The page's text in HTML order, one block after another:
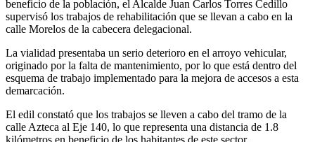
beneficio de la población, el Alcalde Juan Carlos Torres Cedillo
supervisó los trabajos de rehabilitación que se llevan a cabo en la
calle Morelos de la cabecera delegacional.
La vialidad presentaba un serio deterioro en el arroyo vehicular,
originado por la falta de mantenimiento, por lo que está dentro del
esquema de trabajo implementado para la mejora de accesos a esta
demarcación.
El edil constató que los trabajos se lleven a cabo del tramo de la
calle Azteca al Eje 140, lo que representa una distancia de 1.8
kilómetros en beneficio de los habitantes de este sector.